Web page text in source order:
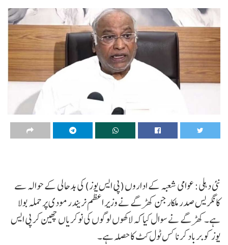
نئی دہلی: عوامی شعبہ کے اداروں (پی ایس یوز) کی بدحالی کے حوالہ سے
کانگریس صدر ملکارجن کھڑگے نے وزیر اعظم نریندر مودی پر حملہ بولا
ہے۔ کھڑگے نے سوال کیا کہ لاکھوں لوگوں کی نوکریاں چھین کر پی ایس
یوز کو برباد کرنا کس ٹول کٹ کا حصلہ ہے۔